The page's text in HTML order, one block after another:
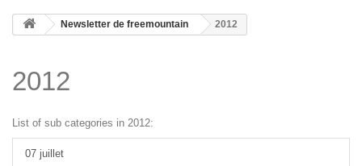
Newsletter de freemountain 2012
2012
List of sub categories in 2012:
07 juillet